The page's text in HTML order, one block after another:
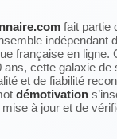
fait partie
indépendant
française en ligne.
ans, cette galaxie de
et de fiabilité
démotivation
à jour et de